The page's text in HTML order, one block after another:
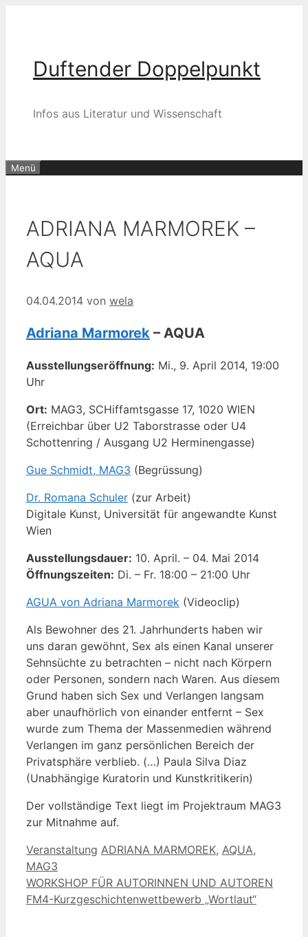
Duftender Doppelpunkt
Infos aus Literatur und Wissenschaft
Menü
ADRIANA MARMOREK –
AQUA
04.04.2014 von wela
Adriana Marmorek – AQUA
Ausstellungseröffnung: Mi., 9. April 2014, 19:00
Uhr
Ort: MAG3, SCHiffamtsgasse 17, 1020 WIEN
(Erreichbar über U2 Taborstrasse oder U4
Schottenring / Ausgang U2 Herminengasse)
Gue Schmidt, MAG3 (Begrüssung)
Dr. Romana Schuler (zur Arbeit)
Digitale Kunst, Universität für angewandte Kunst
Wien
Ausstellungsdauer: 10. April. – 04. Mai 2014
Öffnungszeiten: Di. – Fr. 18:00 – 21:00 Uhr
AGUA von Adriana Marmorek (Videoclip)
Als Bewohner des 21. Jahrhunderts haben wir
uns daran gewöhnt, Sex als einen Kanal unserer
Sehnsüchte zu betrachten – nicht nach Körpern
oder Personen, sondern nach Waren. Aus diesem
Grund haben sich Sex und Verlangen langsam
aber unaufhörlich von einander entfernt – Sex
wurde zum Thema der Massenmedien während
Verlangen im ganz persönlichen Bereich der
Privatsphäre verblieb. (…) Paula Silva Diaz
(Unabhängige Kuratorin und Kunstkritikerin)
Der vollständige Text liegt im Projektraum MAG3
zur Mitnahme auf.
Kategorien
Veranstaltung Schlagwörter
ADRIANA MARMOREK, AQUA,
MAG3
WORKSHOP FÜR AUTORINNEN UND AUTOREN
FM4-Kurzgeschichtenwettbewerb „Wortlaut“